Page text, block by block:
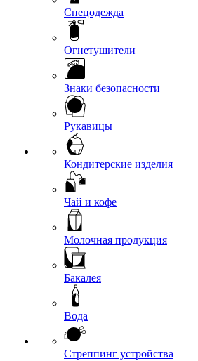
Спецодежда
Огнетушители
Знаки безопасности
Рукавицы
Кондитерские изделия
Чай и кофе
Молочная продукция
Бакалея
Вода
Стреппинг устройства